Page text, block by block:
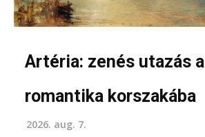
Artéria: zenés utazás a
romantika korszakába
2026. aug. 7.